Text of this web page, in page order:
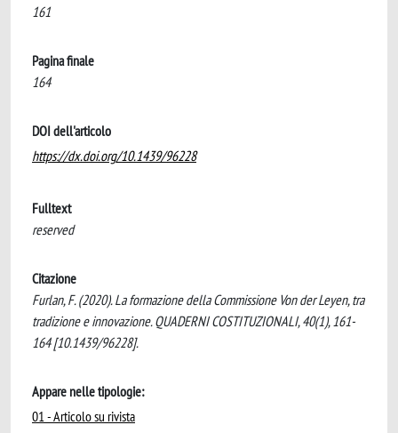
161
Pagina finale
164
DOI dell'articolo
https://dx.doi.org/10.1439/96228
Fulltext
reserved
Citazione
Furlan, F. (2020). La formazione della Commissione Von der Leyen, tra
tradizione e innovazione. QUADERNI COSTITUZIONALI, 40(1), 161-
164 [10.1439/96228].
Appare nelle tipologie:
01 - Articolo su rivista